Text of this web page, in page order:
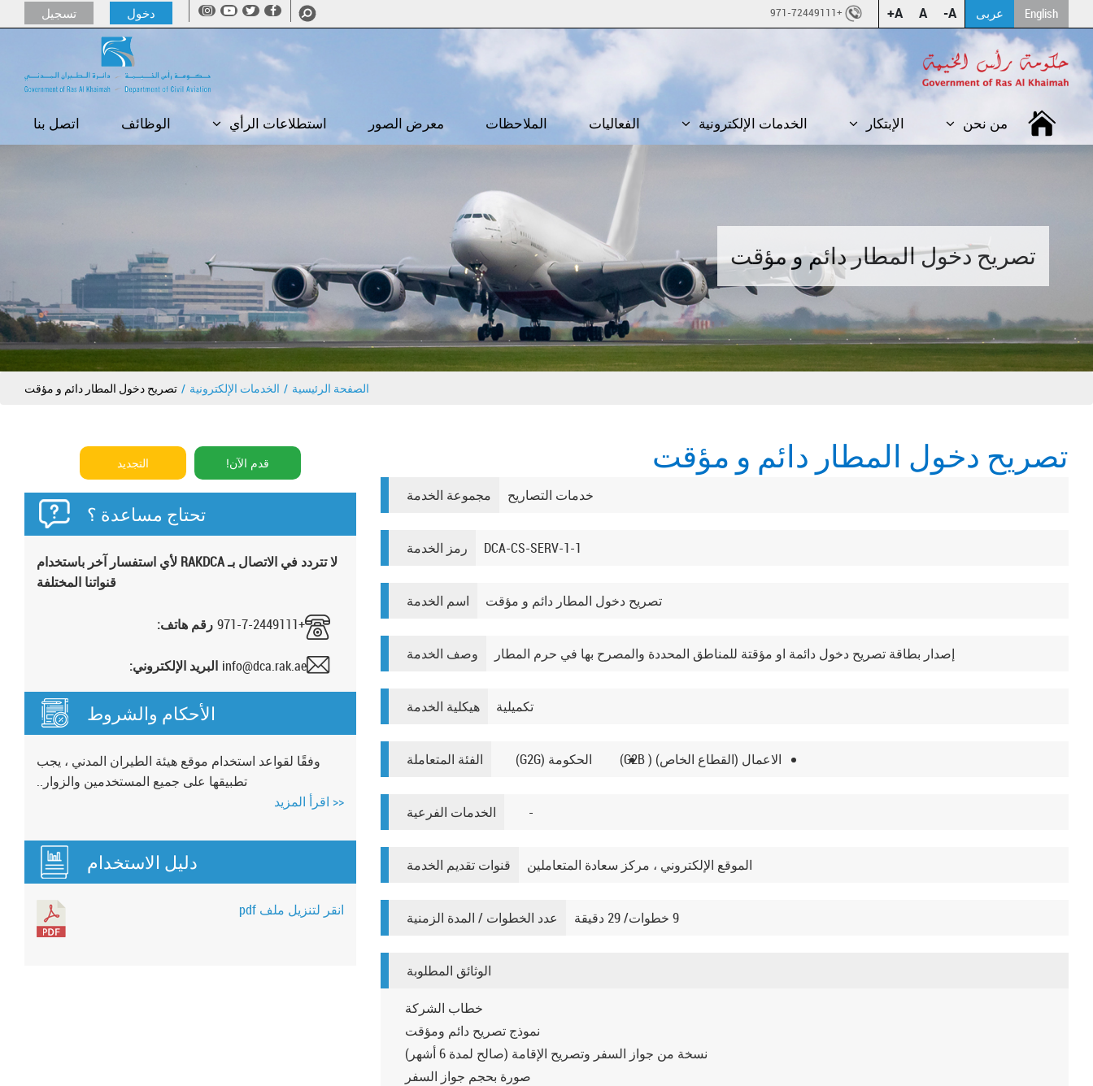
English عربى A-
A
A+
+971-72449111 دخول تسجيل
من نحن الإبتكار الخدمات الإلكترونية الفعاليات الملاحظات معرض الصور استطلاعات الرأي الوظائف اتصل بنا
تصريح دخول المطار دائم و مؤقت
الصفحة الرئيسية الخدمات الإلكترونية تصريح دخول المطار دائم و مؤقت
تصريح دخول المطار دائم و مؤقت
مجموعة الخدمة خدمات التصاريح
رمز الخدمة DCA-CS-SERV-1-1
اسم الخدمة تصريح دخول المطار دائم و مؤقت
وصف الخدمة إصدار بطاقة تصريح دخول دائمة او مؤقتة للمناطق المحددة والمصرح بها في حرم المطار
هيكلية الخدمة تكميلية
الفئة المتعاملة الحكومة (G2G) الاعمال (القطاع الخاص) ( G2B)
الخدمات الفرعية ​-
قنوات تقديم الخدمة الموقع الإلكتروني ، مركز سعادة المتعاملين
عدد الخطوات / المدة الزمنية 9 خطوات/ 29 دقيقة
الوثائق المطلوبة
خطاب الشركة
نموذج تصريح دائم ومؤقت
نسخة من جواز السفر وتصريح الإقامة (صالح لمدة 6 أشهر)
صورة بحجم جواز السفر
قدم الآن! التجديد
تحتاج مساعدة ؟
لا تتردد في الاتصال بـ RAKDCA لأي استفسار آخر باستخدام
قنواتنا المختلفة
رقم هاتف: +971-7-2449111
البريد الإلكتروني: info@dca.rak.ae
الأحكام والشروط
وفقًا لقواعد استخدام موقع هيئة الطيران المدني ، يجب
تطبيقها على جميع المستخدمين والزوار..
<< اقرأ المزيد
دليل الاستخدام
انقر لتنزيل ملف pdf